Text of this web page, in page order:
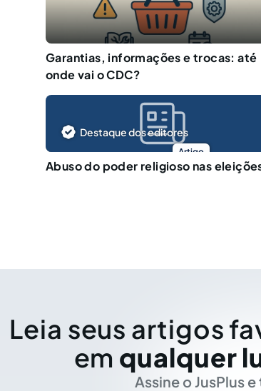
Garantias, informações e trocas: até
onde vai o CDC?
Artigo
Destaque dos editores
Abuso do poder religioso nas
Leia seus artigos
em qualquer
Assine o JusPlus